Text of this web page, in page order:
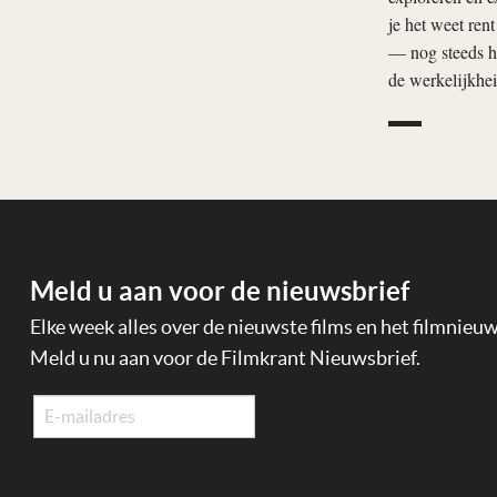
je het weet
— nog steeds
de
Meld u aan voor de nieuwsbrief
Elke week alles over de nieuwste films en het
Meld u nu aan voor de Filmkrant Nieuwsbrief.